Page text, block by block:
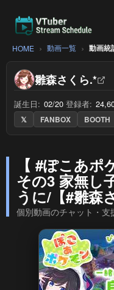
HOME 動画一覧 動画統
雛森さくら.*
誕生日: 02/20 登録者:
𝕏
FANBOX BOOTH
【 #ぽこあ
その3 家無し
うに/【#雛森
個別動画のチャット・支